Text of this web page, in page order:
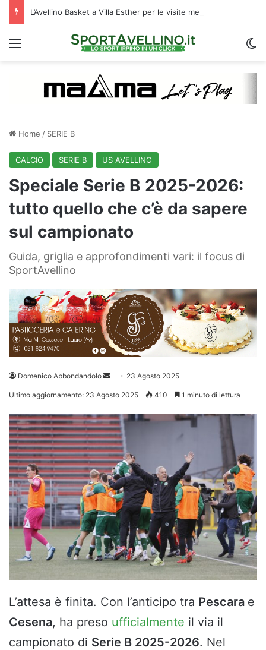
Menu
Home / SERIE B
CALCIO SERIE B US AVELLINO
Speciale Serie B 2025-2026:
tutto quello che c’è da sapere
sul campionato
Guida, griglia e approfondimenti vari: il focus di
SportAvellino
Domenico Abbondandolo
Invia 23 Agosto 2025
Ultimo aggiornamento: 23 Agosto 2025 410 1 minuto di lettura
L’attesa è finita. Con l’anticipo tra Pescara e
Cesena, ha preso ufficialmente il via il
campionato di Serie B 2025-2026. Nel